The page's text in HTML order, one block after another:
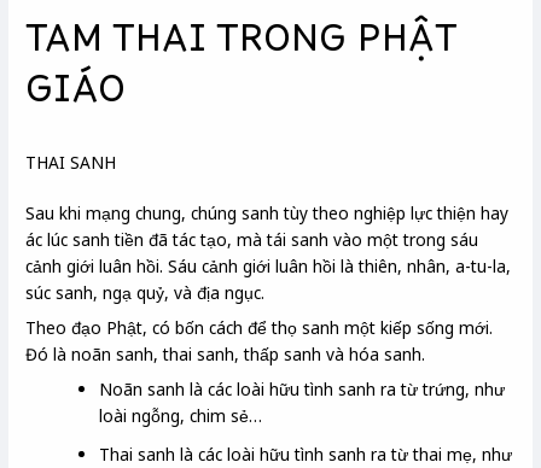
TAM THAI TRONG PHẬT
GIÁO
THAI SANH
Sau khi mạng chung, chúng sanh tùy theo nghiệp lực thiện hay
ác lúc sanh tiền đã tác tạo, mà tái sanh vào một trong sáu
cảnh giới luân hồi. Sáu cảnh giới luân hồi là thiên, nhân, a-tu-la,
súc sanh, ngạ quỷ, và địa ngục.
Theo đạo Phật, có bốn cách để thọ sanh một kiếp sống mới.
Đó là noãn sanh, thai sanh, thấp sanh và hóa sanh.
Noãn sanh là các loài hữu tình sanh ra từ trứng, như
loài ngỗng, chim sẻ…
Thai sanh là các loài hữu tình sanh ra từ thai mẹ, như